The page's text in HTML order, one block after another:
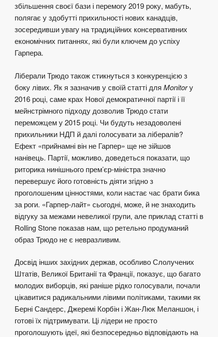
збільшення своєї бази і перемогу 2019 року, мабуть,
полягає у здобутті прихильності нових канадців,
зосередивши увагу на традиційних консервативних
економічних питаннях, які були ключем до успіху
Гарпера.
Ліберали Трюдо також стикнуться з конкуренцією з
боку лівих. Як я зазначив у своїй статті для Monitorу
2016 році, саме крах Нової демократичної партії іїї
мейнстрімного підходу дозволив Трюдо стати
переможцем у 2015 році. Чи будуть незадоволені
прихильники НДП й далі голосувати за лібералів?
Ефект «прийнамні він не Гарпер» ще не зійшов
нанівець. Партії, можливо, доведеться показати, що
риторика нинішнього прем’єр-міністра значно
перевершує його готовність діяти згідно з
проголошеним цінностями, коли настає час брати бика
за роги. «Гарпер-лайт» сьогодні, може, й не знаходить
відгуку за межами невеликої групи, але приклад статті в
Rolling Stone показав нам, що ретельно продуманий
образ Трюдо не є невразливим.
Досвід інших західних держав, особливо Слолучених
Штатів, Великої Британії та Франції, показує, що багато
молодих виборців, які раніше рідко голосували, почали
цікавитися радикальними лівими політиками, такими як
Берні Сандерс, Джеремі Корбін і Жан-Люк Меланшон, і
готові їх підтримувати. Ці лідери не просто
проголошують ідеї, які безпосередньо відповідають на